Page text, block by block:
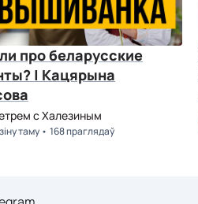
про беларусские
| Кацярына
с Халезиным
таму 168 праглядаў